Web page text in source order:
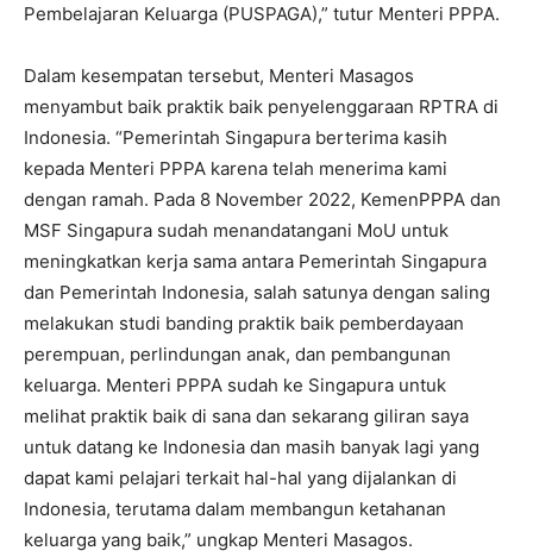
Pembelajaran Keluarga (PUSPAGA),” tutur Menteri PPPA.
Dalam kesempatan tersebut, Menteri Masagos
menyambut baik praktik baik penyelenggaraan RPTRA di
Indonesia. “Pemerintah Singapura berterima kasih
kepada Menteri PPPA karena telah menerima kami
dengan ramah. Pada 8 November 2022, KemenPPPA dan
MSF Singapura sudah menandatangani MoU untuk
meningkatkan kerja sama antara Pemerintah Singapura
dan Pemerintah Indonesia, salah satunya dengan saling
melakukan studi banding praktik baik pemberdayaan
perempuan, perlindungan anak, dan pembangunan
keluarga. Menteri PPPA sudah ke Singapura untuk
melihat praktik baik di sana dan sekarang giliran saya
untuk datang ke Indonesia dan masih banyak lagi yang
dapat kami pelajari terkait hal-hal yang dijalankan di
Indonesia, terutama dalam membangun ketahanan
keluarga yang baik,” ungkap Menteri Masagos.